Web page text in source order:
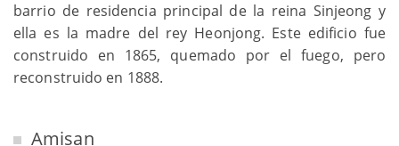
barrio de residencia principal de la reina Sinjeong y
ella es la madre del rey Heonjong. Este edificio fue
construido en 1865, quemado por el fuego, pero
reconstruido en 1888.
Amisan